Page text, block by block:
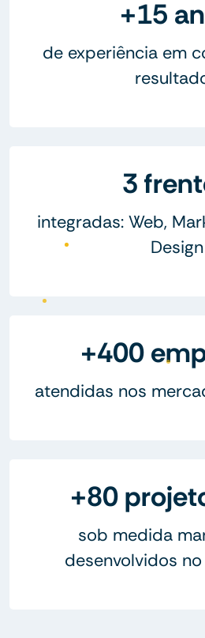
+15
de experiência em
3
integradas: Web,
Design
+400
atendidas nos
+80
sob medida
desenvolvidos